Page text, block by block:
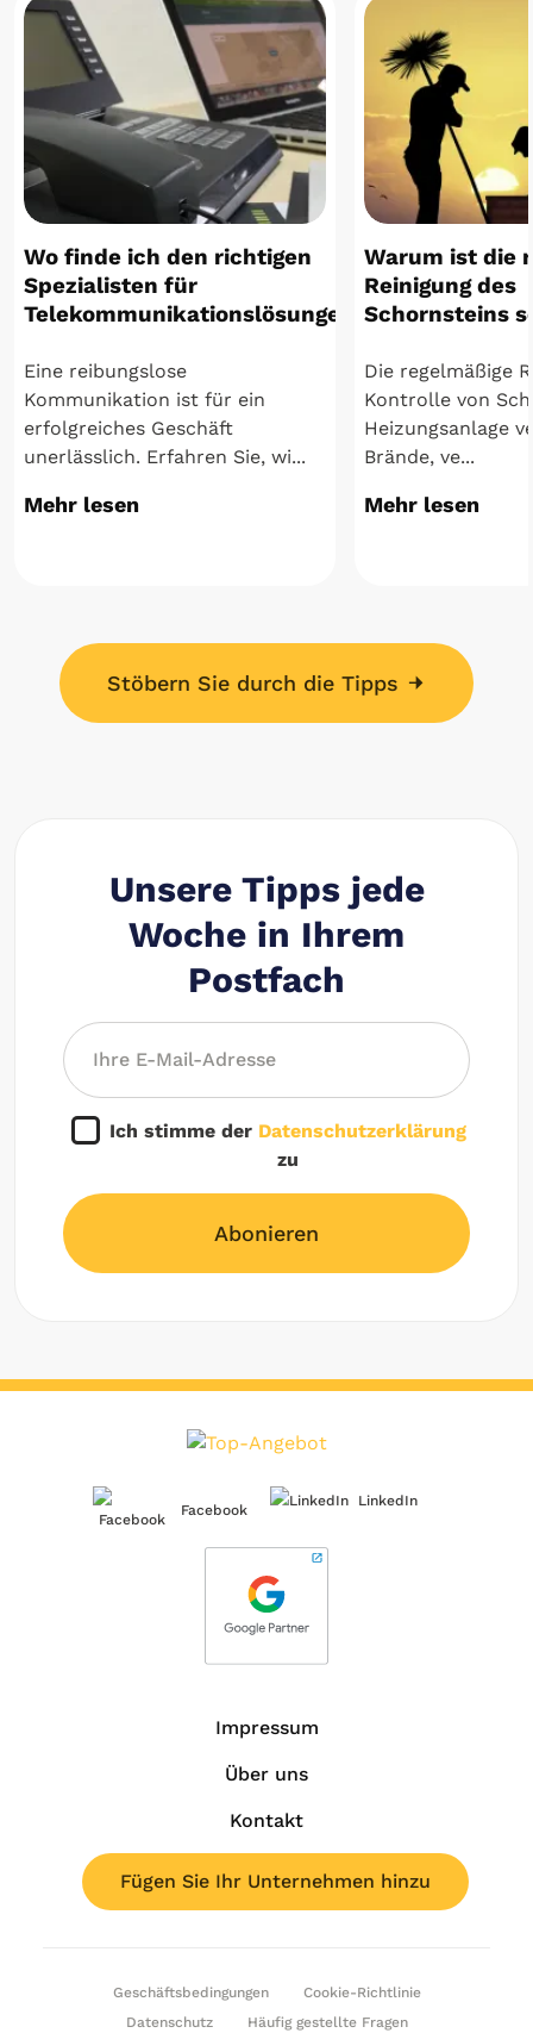
Wo finde ich den richtigen
Spezialisten für
Telekommunikationslösungen?
Eine reibungslose
Kommunikation ist für ein
erfolgreiches Geschäft
unerlässlich. Erfahren Sie, wi...
Mehr lesen
Warum ist die
Reinigung des
Schornsteins
Die regelmäßige
Kontrolle von
Heizungsanlage
Brände, ve...
Mehr lesen
Stöbern Sie durch die Tipps
Unsere Tipps jede
Woche in Ihrem
Postfach
Ich stimme der Datenschutzerklärung
zu
Abonieren
Facebook
LinkedIn
Impressum
Über uns
Kontakt
Fügen Sie Ihr Unternehmen hinzu
Geschäftsbedingungen
Cookie-Richtlinie
Datenschutz
Häufig gestellte Fragen